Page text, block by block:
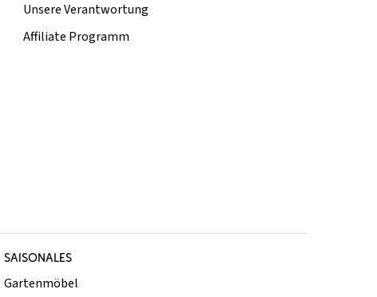
Unsere Verantwortung
Affiliate Programm
SAISONALES
Gartenmöbel